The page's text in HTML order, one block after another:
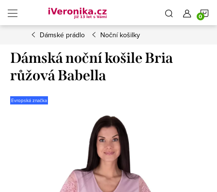
obsah
Dámské prádlo Noční košilky
Dámská noční košile Bria
růžová Babella
Evropská značka